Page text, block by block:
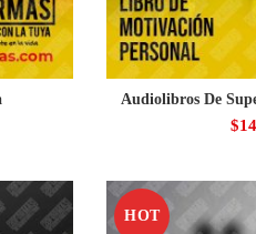
Audiolibros De
$
HOT